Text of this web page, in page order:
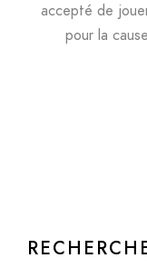
accepté de
pour la